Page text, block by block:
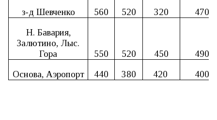
з-д Шевченко 560 520 320
470
Н. Бавария,
Залютино, Лыс.
Гора
550 520 450
490
Основа, Аэропорт
440 380 420 400